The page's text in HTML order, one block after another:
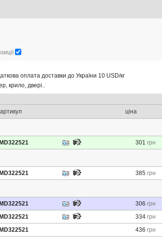
оплата доставки до України 10 USD/кг
крило, двері..
артикул ціна
MD322521 301 грн
MD322521 385 грн
MD322521 306 грн
MD322521 334 грн
MD322521 436 грн